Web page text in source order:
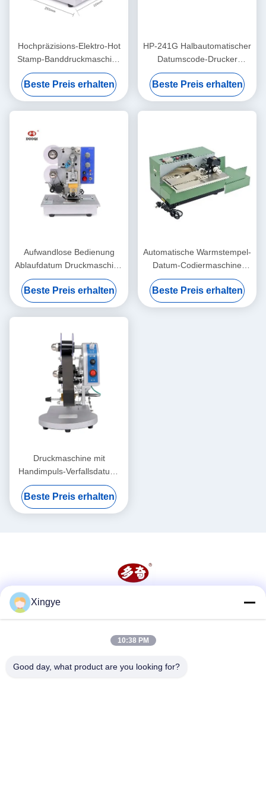
Hochpräzisions-Elektro-Hot
Stamp-Banddruckmaschine
zum Drucken des
Verfallsdatums
Beste Preis erhalten
HP-241G Halbautomatischer
Datumscode-Drucker
Elektrisch für Plastiktüten
aus Papier
Beste Preis erhalten
Aufwandlose Bedienung
Ablaufdatum Druckmaschine
HP-241B Warmstempel
Beste Preis erhalten
Automatische Warmstempel-
Datum-Codiermaschine
Elektrische MY-380F
Ablaufdatumsstempelmaschine
Beste Preis erhalten
Druckmaschine mit
Handimpuls-Verfallsdatum,
Hochgenauigkeitsdatumscode
Beste Preis erhalten
Xingye
10:38 PM
Good day, what product are you looking for?